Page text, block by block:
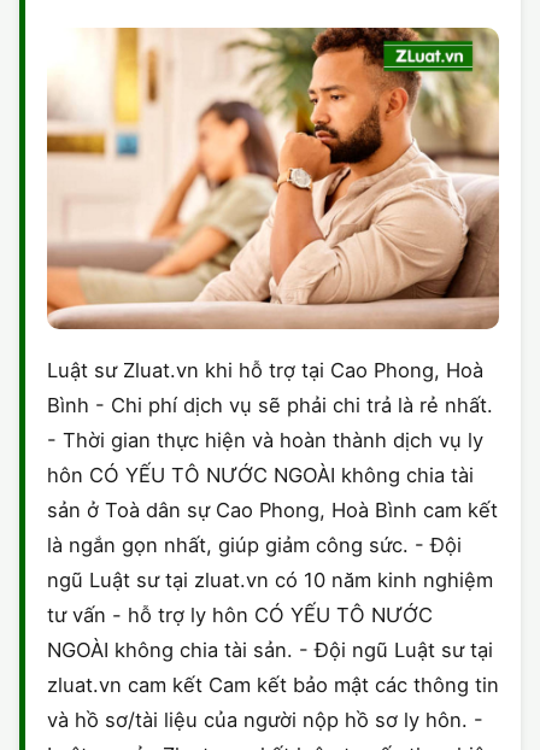
Luật sư Zluat.vn khi hỗ trợ tại Cao Phong, Hoà
Bình - Chi phí dịch vụ sẽ phải chi trả là rẻ nhất.
- Thời gian thực hiện và hoàn thành dịch vụ ly
hôn CÓ YẾU TÔ NƯỚC NGOÀI không chia tài
sản ở Toà dân sự Cao Phong, Hoà Bình cam kết
là ngắn gọn nhất, giúp giảm công sức. - Đội
ngũ Luật sư tại zluat.vn có 10 năm kinh nghiệm
tư vấn - hỗ trợ ly hôn CÓ YẾU TÔ NƯỚC
NGOÀI không chia tài sản. - Đội ngũ Luật sư tại
zluat.vn cam kết Cam kết bảo mật các thông tin
và hồ sơ/tài liệu của người nộp hồ sơ ly hôn. -